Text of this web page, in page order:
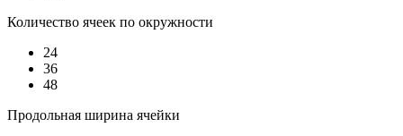
Количество ячеек по окружности
24
36
48
Продольная ширина ячейки